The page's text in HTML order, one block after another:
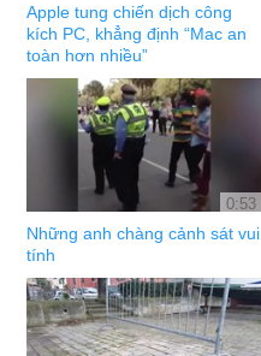
Apple tung chiến dịch công
kích PC, khẳng định “Mac an
toàn hơn nhiều”
0:53
Những anh chàng cảnh sát vui
tính